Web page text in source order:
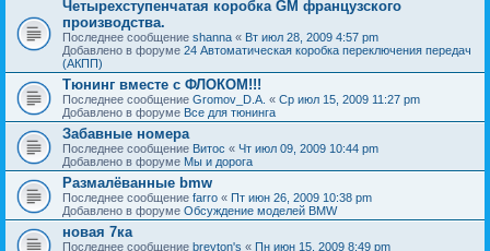
Четырехступенчатая коробка GM французского
производства.
Последнее сообщение shanna « Вт июл 28, 2009 4:57 pm
Добавлено в форуме 24 Автоматическая коробка переключения передач
(АКПП)
Тюнинг вместе с ФЛОКОМ!!!
Последнее сообщение Gromov_D.A. « Ср июл 15, 2009 11:27 pm
Добавлено в форуме Все для тюнинга
Забавные номера
Последнее сообщение Витос « Чт июл 09, 2009 10:44 pm
Добавлено в форуме Мы и дорога
Размалёванные bmw
Последнее сообщение farro « Пт июн 26, 2009 10:38 pm
Добавлено в форуме Обсуждение моделей BMW
новая 7ка
Последнее сообщение breyton's « Пн июн 15, 2009 8:49 pm